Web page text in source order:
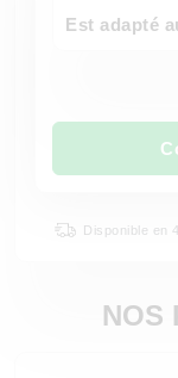
Est adapté
Disponible en
NOS